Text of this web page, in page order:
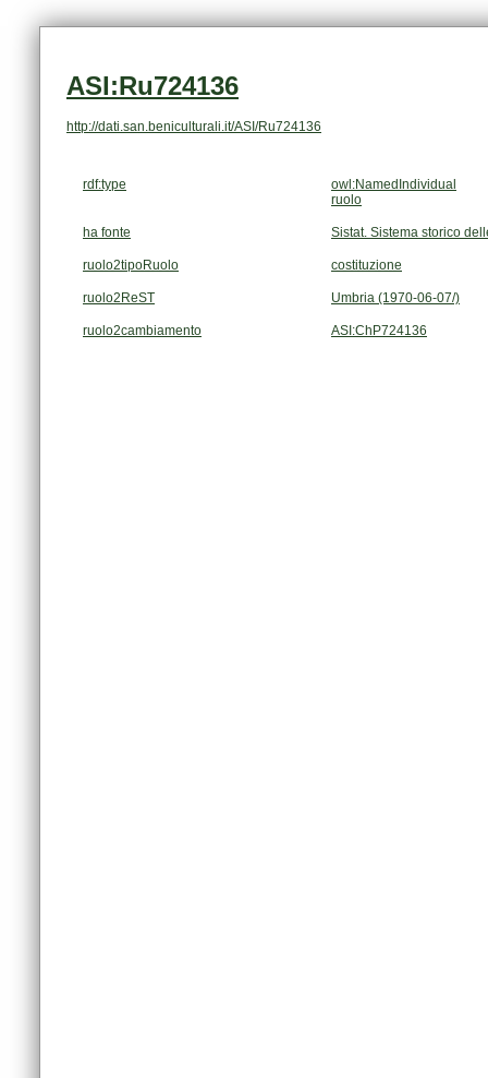
ASI:Ru724136
http://dati.san.beniculturali.it/ASI/Ru724136
rdf:type
owl:NamedIndividual
ruolo
ha fonte Sistat. Sistema storico
ruolo2tipoRuolo costituzione
ruolo2ReST Umbria (1970-06-07/)
ruolo2cambiamento ASI:ChP724136